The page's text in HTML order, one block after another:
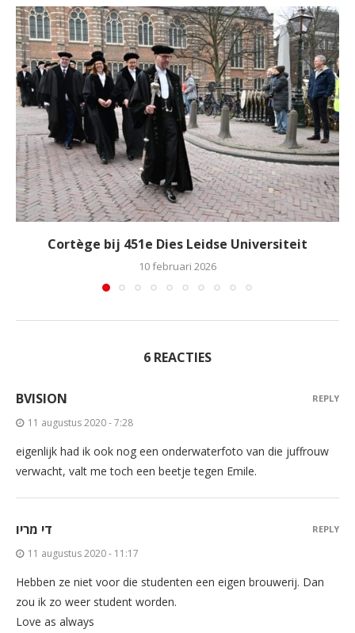
Cortège bij 451e Dies Leidse Universiteit
10 februari 2026
6 REACTIES
BVISION
11 augustus 2020 - 7:28
eigenlijk had ik ook nog een onderwaterfoto van die juffrouw
verwacht, valt me toch een beetje tegen Emile.
REPLY
די מריו
11 augustus 2020 - 11:17
Hebben ze niet voor die studenten een eigen brouwerij. Dan
zou ik zo weer student worden.
Love as always
REPLY